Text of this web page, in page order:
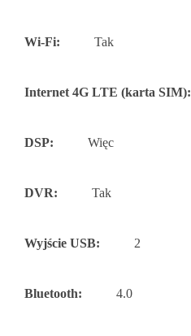
Wi-Fi: Tak
Internet 4G LTE (karta SIM):
DSP: Więc
DVR: Tak
Wyjście USB: 2
Bluetooth: 4.0